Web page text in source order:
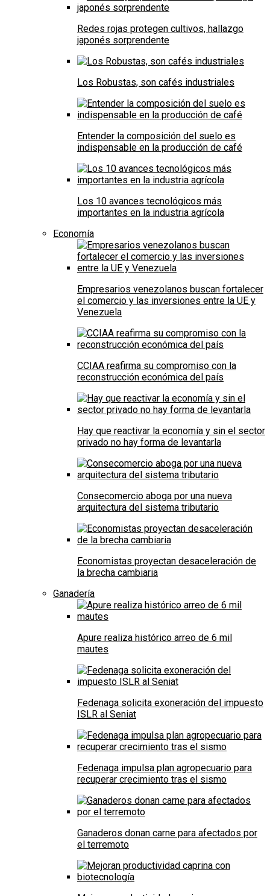
Redes rojas protegen cultivos, hallazgo
japonés sorprendente
Los Robustas, son cafés industriales
Entender la composición del suelo es
indispensable en la producción de café
Los 10 avances tecnológicos más
importantes en la industria agrícola
Economía
Empresarios venezolanos buscan fortalecer
el comercio y las inversiones entre la UE y
Venezuela
CCIAA reafirma su compromiso con la
reconstrucción económica del país
Hay que reactivar la economía y sin el sector
privado no hay forma de levantarla
Consecomercio aboga por una nueva
arquitectura del sistema tributario
Economistas proyectan desaceleración de
la brecha cambiaria
Ganadería
Apure realiza histórico arreo de 6 mil
mautes
Fedenaga solicita exoneración del impuesto
ISLR al Seniat
Fedenaga impulsa plan agropecuario para
recuperar crecimiento tras el sismo
Ganaderos donan carne para afectados por
el terremoto